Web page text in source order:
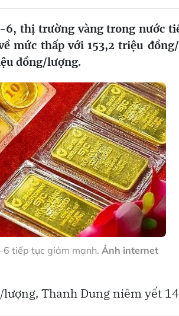
6, thị trường vàng trong nước
mức thấp với 153,2 triệu
đồng/lượng.
6 tiếp tục giảm mạnh. Ảnh internet
Thanh Dung niêm yết